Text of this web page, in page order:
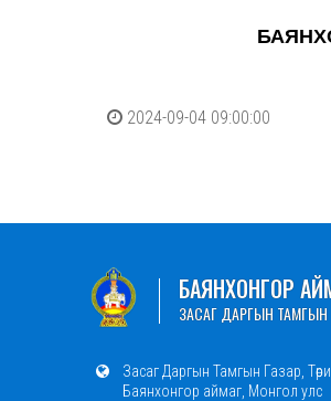
2024-09-04 09:00:00
БАЯНХОНГОР
ЗАСАГ ДАРГЫН ТАМГЫН
Засаг Даргын Тамгын Газар,
Баянхонгор аймаг, Монгол улс